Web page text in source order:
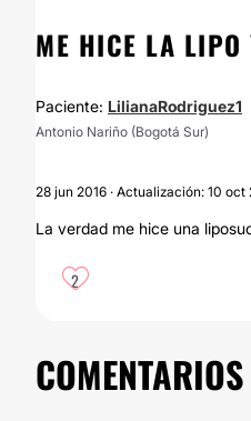
ME HICE LA LIPO
Paciente: LilianaRodriguez1
Antonio Nariño (Bogotá Sur)
28 jun 2016 · Actualización: 10 oct
La verdad me hice una
2